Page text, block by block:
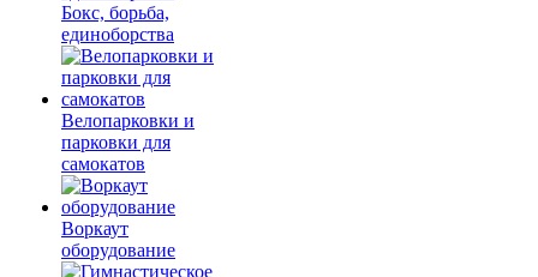
Бокс, борьба,
единоборства
Велопарковки и
парковки для
самокатов
Воркаут
оборудование